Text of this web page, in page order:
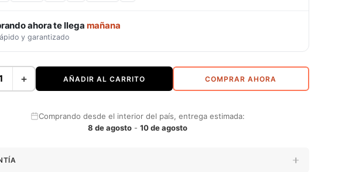
ahora te llega mañana
y garantizado
+ AÑADIR AL CARRITO COMPRAR AHORA
Comprando desde el interior del país, entrega estimada:
8 de agosto - 10 de agosto